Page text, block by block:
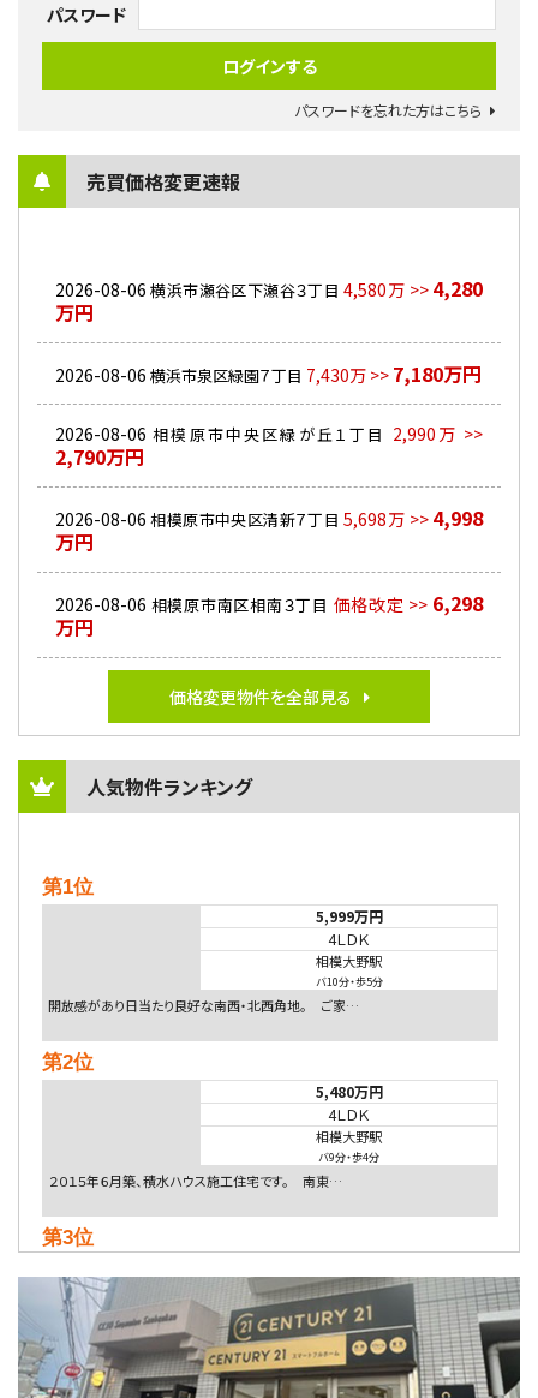
パスワード
パスワードを忘れた方はこちら
売買価格変更速報
2026-08-06 横浜市瀬谷区下瀬谷３丁目 4,580万 >> 4,280
万円
2026-08-06 横浜市泉区緑園７丁目 7,430万 >> 7,180万円
2026-08-06 相模原市中央区緑が丘１丁目 2,990万 >>
2,790万円
2026-08-06 相模原市中央区清新７丁目 5,698万 >> 4,998
万円
2026-08-06 相模原市南区相南３丁目 価格改定 >> 6,298
万円
価格変更物件を全部見る
人気物件ランキング
第1位
5,999万円
4ＬＤＫ
相模大野駅
バ10分・歩5分
開放感があり日当たり良好な南西・北西角地。 ご家…
第2位
5,480万円
4ＬＤＫ
相模大野駅
バ9分・歩4分
２０１５年６月築、積水ハウス施工住宅です。 南東…
第3位
4ＬＤＫ
淵野辺駅
歩17分
南側道路に面しており日当たり良好。 キッチンから…